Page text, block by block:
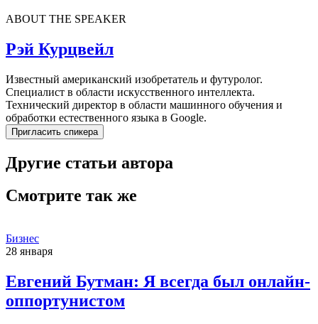
ABOUT THE SPEAKER
Рэй Курцвейл
Известный американский изобретатель и футуролог.
Специалист в области искусственного интеллекта.
Технический директор в области машинного обучения и
обработки естественного языка в Google.
Пригласить спикера
Другие статьи автора
Смотрите так же
Бизнес
28 января
Евгений Бутман: Я всегда был онлайн-
оппортунистом